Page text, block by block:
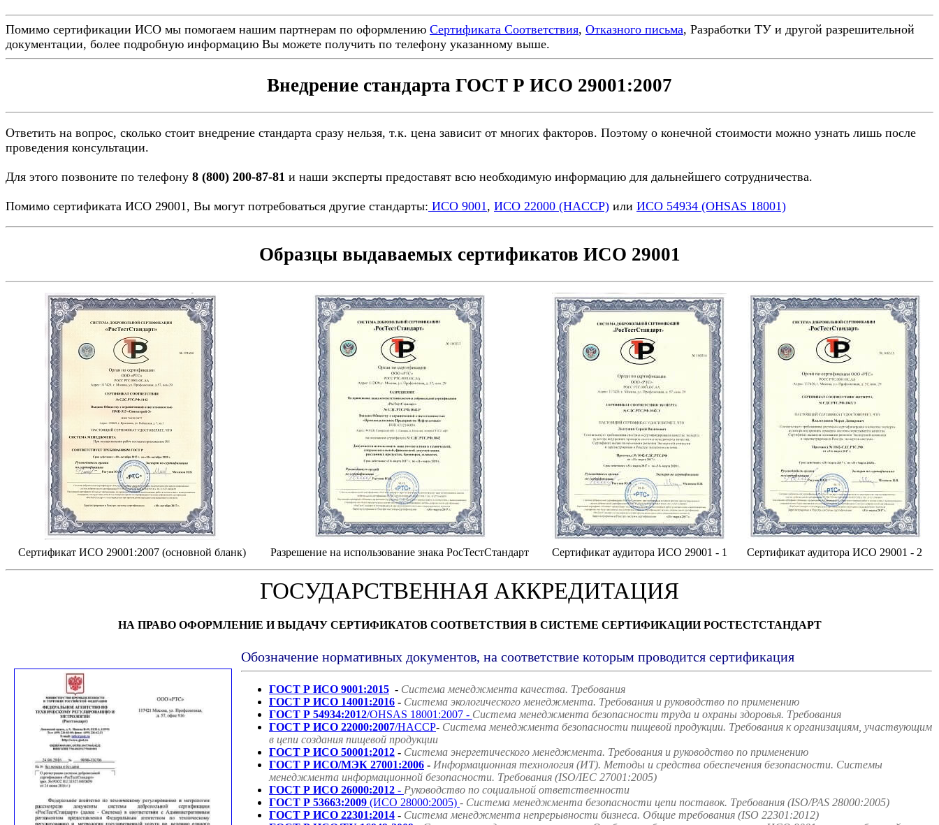
Помимо сертификации ИСО мы помогаем нашим партнерам по оформлению Сертификата Соответствия, Отказного письма, Разработки ТУ и другой разрешительной
документации, более подробную информацию Вы можете получить по телефону указанному выше.
Внедрение стандарта ГОСТ Р ИСО 29001:2007
Ответить на вопрос, сколько стоит внедрение стандарта сразу нельзя, т.к. цена зависит от многих факторов. Поэтому о конечной стоимости можно узнать лишь после
проведения консультации.
Для этого позвоните по телефону 8 (800) 200-87-81 и наши эксперты предоставят всю необходимую информацию для дальнейшего сотрудничества.
Помимо сертификата ИСО 29001, Вы могут потребоваться другие стандарты: ИСО 9001, ИСО 22000 (HACCP) или ИСО 54934 (OHSAS 18001)
Образцы выдаваемых сертификатов ИСО 29001
Сертификат ИСО 29001:2007 (основной бланк) Разрешение на использование знака РосТестСтандарт Сертификат аудитора ИСО 29001 - 1 Сертификат аудитора ИСО 29001 - 2
ГОСУДАРСТВЕННАЯ АККРЕДИТАЦИЯ
НА ПРАВО ОФОРМЛЕНИЕ И ВЫДАЧУ СЕРТИФИКАТОВ СООТВЕТСТВИЯ В СИСТЕМЕ СЕРТИФИКАЦИИ РОСТЕСТСТАНДАРТ
Обозначение нормативных документов, на соответствие которым проводится сертификация
ГОСТ Р ИСО 9001:2015 - Система менеджмента качества. Требования
ГОСТ Р ИСО 14001:2016 - Система экологического менеджмента. Требования и руководство по применению
ГОСТ Р 54934:2012/OHSAS 18001:2007 - Система менеджмента безопасности труда и охраны здоровья. Требования
ГОСТ Р ИСО 22000:2007/HACCP- Система менеджмента безопасности пищевой продукции. Требования к организациям, участвующим
в цепи создания пищевой продукции
ГОСТ Р ИСО 50001:2012 - Система энергетического менеджмента. Требования и руководство по применению
ГОСТ Р ИСО/МЭК 27001:2006 - Информационная технология (ИТ). Методы и средства обеспечения безопасности. Системы
менеджмента информационной безопасности. Требования (ISO/IEC 27001:2005)
ГОСТ Р ИСО 26000:2012 - Руководство по социальной ответственности
ГОСТ Р 53663:2009 (ИСО 28000:2005) - Система менеджмента безопасности цепи поставок. Требования (ISO/PAS 28000:2005)
ГОСТ Р ИСО 22301:2014 - Система менеджмента непрерывности бизнеса. Общие требования (ISO 22301:2012)